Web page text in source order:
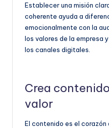
Establecer una misión
coherente ayuda a
emocionalmente con la
los valores de la empresa
los canales digitales.
Crea
valor
El contenido es el corazón